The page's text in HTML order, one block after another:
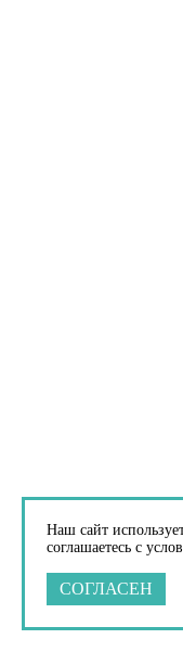
Наш сайт
соглашаетесь с
СОГЛАСЕН